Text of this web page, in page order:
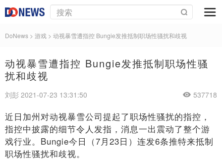
DoNews > 游戏 > 动视暴雪遭指控 Bungie发推抵制职场性骚扰和歧视
动视暴雪遭指控 Bungie发推抵制职场性骚
扰和歧视
刘彭 2021-07-23 13:31:50 537718
近日加州对动视暴雪公司提起了职场性骚扰的指控，
指控中披露的细节令人发指，消息一出震动了整个游
戏行业。Bungie今日（7月23日）连发6条推特来抵制
职场性骚扰和歧视。